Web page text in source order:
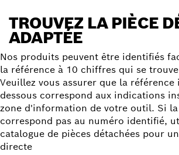
TROUVEZ LA PIÈCE
ADAPTÉE
Nos produits peuvent être identifiés
la référence à 10 chiffres qui se
Veuillez vous assurer que la référence
dessous correspond aux indications
zone d'information de votre outil. Si
correspond pas au numéro identifié,
catalogue de pièces détachées pour
directe